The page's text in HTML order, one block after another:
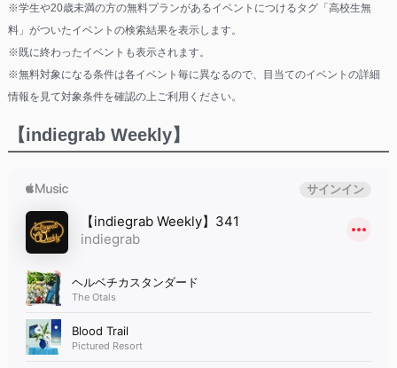
※学生や20歳未満の方の無料プランがあるイベントにつけるタグ「高校生無
料」がついたイベントの検索結果を表示します。
※既に終わったイベントも表示されます。
※無料対象になる条件は各イベント毎に異なるので、目当てのイベントの詳細
情報を見て対象条件を確認の上ご利用ください。
【indiegrab Weekly】